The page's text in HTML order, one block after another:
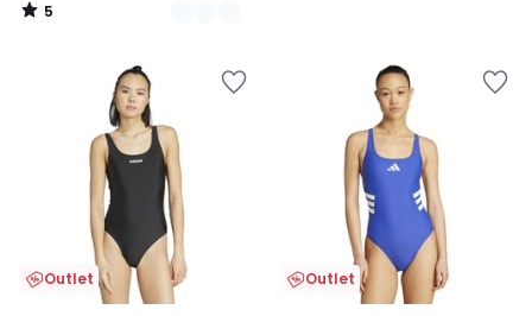
5
/
Outlet Outlet